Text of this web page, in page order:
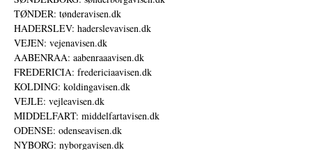
TØNDER: tønderavisen.dk
HADERSLEV: haderslevavisen.dk
VEJEN: vejenavisen.dk
AABENRAA: aabenraaavisen.dk
FREDERICIA: fredericiaavisen.dk
KOLDING: koldingavisen.dk
VEJLE: vejleavisen.dk
MIDDELFART: middelfartavisen.dk
ODENSE: odenseavisen.dk
NYBORG: nyborgavisen.dk